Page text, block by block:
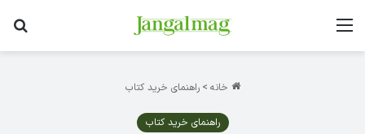
منو
خانه > راهنمای خرید کتاب
راهنمای خرید کتاب